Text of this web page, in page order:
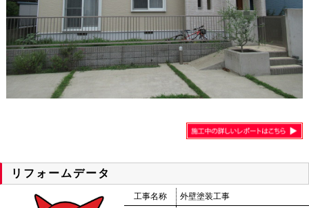
リフォームデータ
工事名称 外壁塗装工事